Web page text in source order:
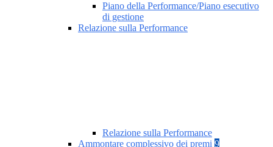
Piano della Performance/Piano esecutivo
di gestione
Relazione sulla Performance
Relazione sulla Performance
Ammontare complessivo dei premi 9